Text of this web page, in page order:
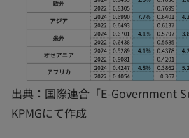
出典：国際連合「E-Government
KPMGにて作成